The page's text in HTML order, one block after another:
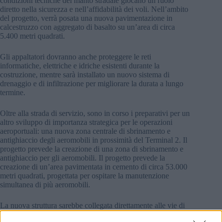
diretto nella sicurezza e nell’affidabilità dei voli. Nell’ambito
del progetto, verrà posata una nuova pavimentazione in
calcestruzzo con aggregato di basalto su un’area di circa
5.400 metri quadrati.
Gli appaltatori dovranno anche proteggere le reti
informatiche, elettriche e idriche esistenti durante la
costruzione, mentre sarà installato un nuovo sistema di
drenaggio e di infiltrazione per migliorare la durata a lungo
termine.
Oltre alla strada di servizio, sono in corso i preparativi per un
altro sviluppo di importanza strategica per le operazioni
aeroportuali: una nuova zona centrale di sbrinamento e
antighiaccio degli aeromobili in prossimità del Terminal 2. Il
progetto prevede la creazione di una zona di sbrinamento e
antighiaccio per gli aeromobili. Il progetto prevede la
creazione di un’area pavimentata in cemento di circa 53.000
metri quadrati, progettata per ospitare la manutenzione
simultanea di più aeromobili.
La nuova struttura sarebbe collegata direttamente alle vie di
rullaggio, alle strade di servizio e alle reti di utilità esistenti,